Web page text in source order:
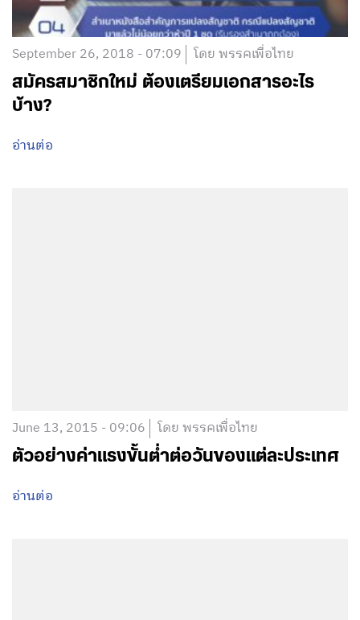
September 26, 2018 - 07:09 โดย พรรคเพื่อไทย
สมัครสมาชิกใหม่ ต้องเตรียมเอกสารอะไร
บ้าง?
อ่านต่อ
June 13, 2015 - 09:06 โดย พรรคเพื่อไทย
ตัวอย่างค่าแรงขั้นต่ำต่อวันของแต่ละประเทศ
อ่านต่อ